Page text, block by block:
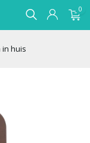
0
in huis